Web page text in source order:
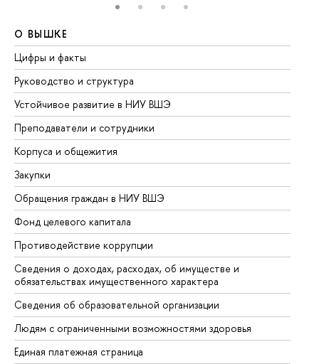
О ВЫШКЕ
Цифры и факты
Руководство и структура
Устойчивое развитие в НИУ ВШЭ
Преподаватели и сотрудники
Корпуса и общежития
Закупки
Обращения граждан в НИУ ВШЭ
Фонд целевого капитала
Противодействие коррупции
Сведения о доходах, расходах, об имуществе и
обязательствах имущественного характера
Сведения об образовательной организации
Людям с ограниченными возможностями здоровья
Единая платежная страница